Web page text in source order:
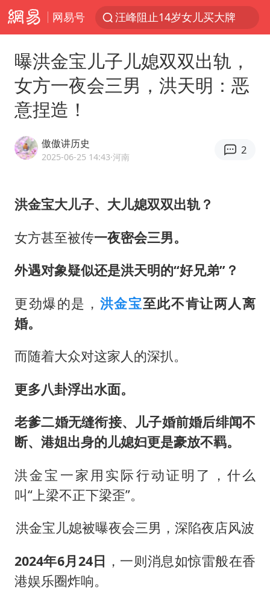
网易号
汪峰阻止14岁女儿买大牌
泰国枪击案凶手先杀祖父母后行凶
四川宜宾市高县发生4.9级地震
改名后的“青海拉面”店
曝洪金宝儿子儿媳双双出轨，
女方一夜会三男，洪天明：恶
意捏造！
傲傲讲历史
2025-06-25 14:43·河南
2
洪金宝大儿子、大儿媳双双出轨？
女方甚至被传一夜密会三男。
外遇对象疑似还是洪天明的“好兄弟”？
更劲爆的是， 洪金宝至此不肯让两人离
婚。
而随着大众对这家人的深扒。
更多八卦浮出水面。
老爹二婚无缝衔接、儿子婚前婚后绯闻不
断、港姐出身的儿媳妇更是豪放不羁。
洪金宝一家用实际行动证明了，什么
叫“上梁不正下梁歪”。
洪金宝儿媳被曝夜会三男，深陷夜店风波
2024年6月24日 ，一则消息如惊雷般在香
港娱乐圈炸响。